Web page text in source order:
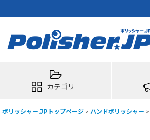
カテゴリ
ポリッシャー.JPトップページ > ハンドポリッシャー >